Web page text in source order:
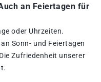
an Feiertagen für
oder Uhrzeiten.
Sonn- und Feiertagen
Zufriedenheit unserer